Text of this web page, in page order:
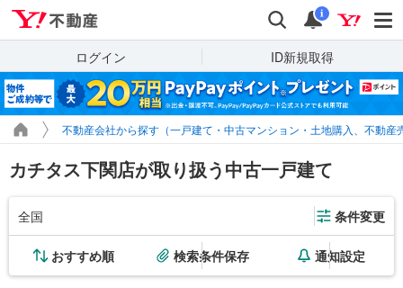
検索 通知
i
ログイン ID新規取得
不動産会社から探す（一戸建て・中古マンション・土地購入、不動産
カチタス下関店が取り扱う中古一戸建て
全国 条件変更
おすすめ順 検索条件保存 通知設定